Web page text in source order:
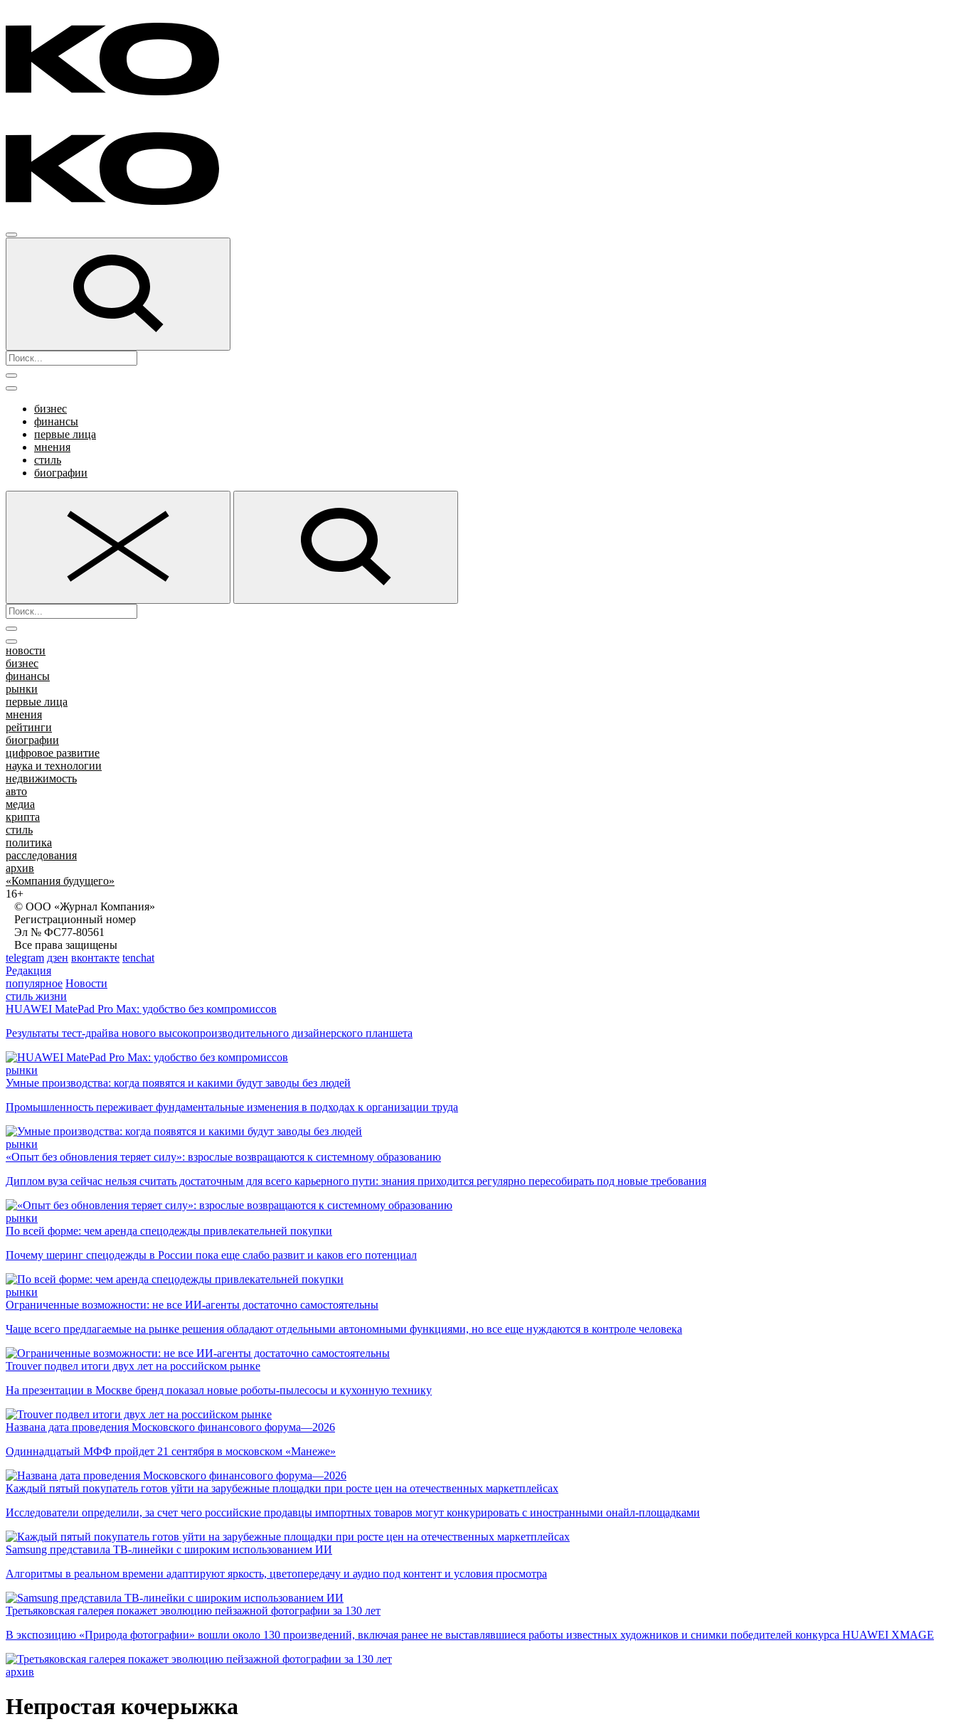
бизнес
финансы
первые лица
мнения
стиль
биографии
новости
бизнес
финансы
рынки
первые лица
мнения
рейтинги
биографии
цифровое развитие
наука и технологии
недвижимость
авто
медиа
крипта
стиль
политика
расследования
архив
«Компания будущего»
16+
© ООО «Журнал Компания»
Регистрационный номер
Эл № ФС77-80561
Все права защищены
telegram дзен вконтакте tenchat
Редакция
популярное Новости
стиль жизни
HUAWEI MatePad Pro Max: удобство без компромиссов
Результаты тест-драйва нового высокопроизводительного дизайнерского планшета
рынки
Умные производства: когда появятся и какими будут заводы без людей
Промышленность переживает фундаментальные изменения в подходах к организации труда
рынки
«Опыт без обновления теряет силу»: взрослые возвращаются к системному образованию
Диплом вуза сейчас нельзя считать достаточным для всего карьерного пути: знания приходится регулярно пересобирать под новые требования
рынки
По всей форме: чем аренда спецодежды привлекательней покупки
Почему шеринг спецодежды в России пока еще слабо развит и каков его потенциал
рынки
Ограниченные возможности: не все ИИ-агенты достаточно самостоятельны
Чаще всего предлагаемые на рынке решения обладают отдельными автономными функциями, но все еще нуждаются в контроле человека
Trouver подвел итоги двух лет на российском рынке
На презентации в Москве бренд показал новые роботы-пылесосы и кухонную технику
Названа дата проведения Московского финансового форума—2026
Одиннадцатый МФФ пройдет 21 сентября в московском «Манеже»
Каждый пятый покупатель готов уйти на зарубежные площадки при росте цен на отечественных маркетплейсах
Исследователи определили, за счет чего российские продавцы импортных товаров могут конкурировать с иностранными онайл-площадками
Samsung представила ТВ-линейки с широким использованием ИИ
Алгоритмы в реальном времени адаптируют яркость, цветопередачу и аудио под контент и условия просмотра
Третьяковская галерея покажет эволюцию пейзажной фотографии за 130 лет
В экспозицию «Природа фотографии» вошли около 130 произведений, включая ранее не выставлявшиеся работы известных художников и снимки победителей конкурса HUAWEI XMAGE
архив
Непростая кочерыжка